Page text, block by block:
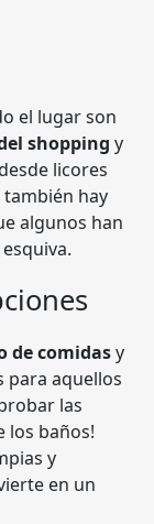
el lugar son
shopping y
licores
hay
algunos han
de comidasy
para aquellos
las
los baños!
y
en un